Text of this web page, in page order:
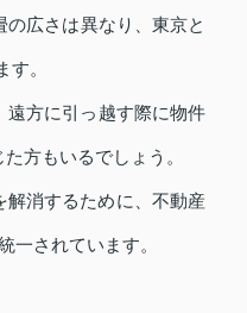
の広さは異なり、東京と
す。
遠方に引っ越す際に物件
方もいるでしょう。
解消するために、不動産
一されています。